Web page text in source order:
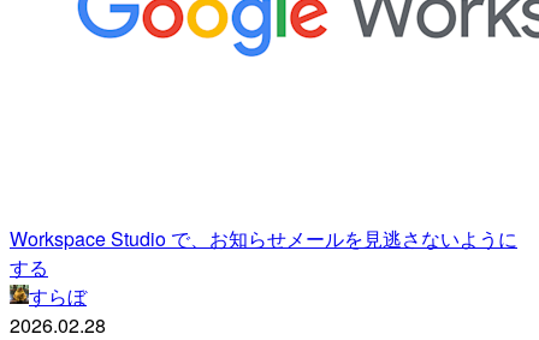
Workspace Studio で、お知らせメールを見逃さないように
する
すらぼ
2026.02.28